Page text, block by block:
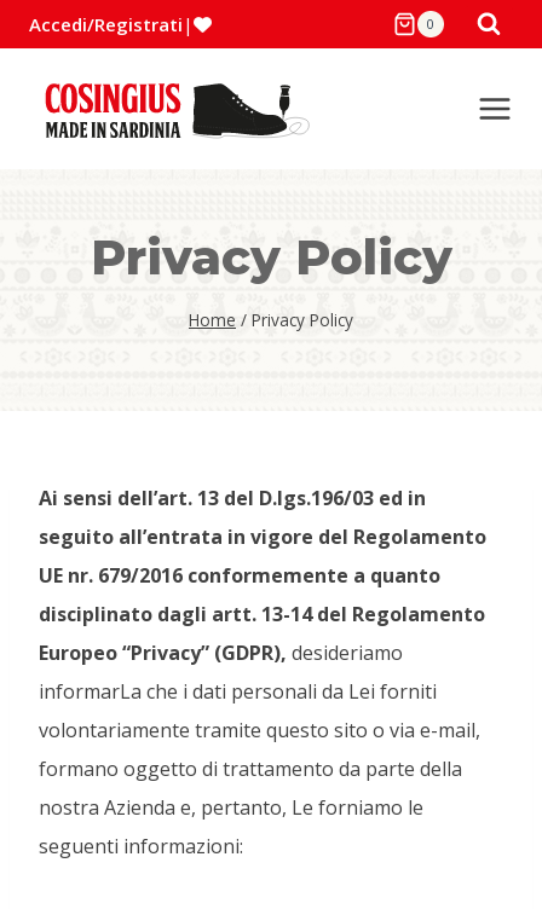
Salta
al
contenuto
Accedi/Registrati | 0
Privacy Policy
Home / Privacy Policy
Ai sensi dell’art. 13 del D.lgs.196/03 ed in
seguito all’entrata in vigore del Regolamento
UE nr. 679/2016 conformemente a quanto
disciplinato dagli artt. 13-14 del Regolamento
Europeo “Privacy” (GDPR), desideriamo
informarLa che i dati personali da Lei forniti
volontariamente tramite questo sito o via e-mail,
formano oggetto di trattamento da parte della
nostra Azienda e, pertanto, Le forniamo le
seguenti informazioni: